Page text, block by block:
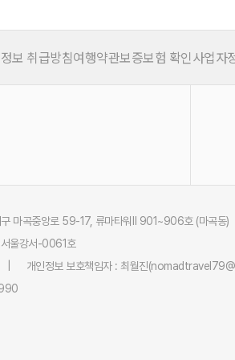
보 취급방침여행약관보증보험 확인사업자
구 마곡중앙로 59-17, 류마타워Ⅱ 901~906호 (마곡동)
울강서-0061호
개인정보 보호책임자 : 최월진